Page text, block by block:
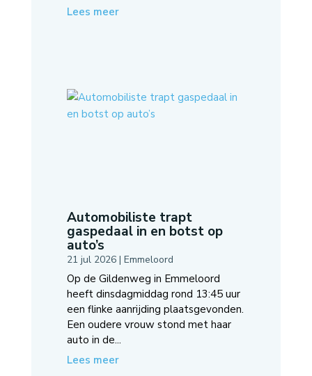
Lees meer
Automobiliste trapt
gaspedaal in en botst op
auto’s
21 jul 2026| Emmeloord
Op de Gildenweg in Emmeloord
heeft dinsdagmiddag rond 13:45 uur
een flinke aanrijding plaatsgevonden.
Een oudere vrouw stond met haar
auto in de...
Lees meer